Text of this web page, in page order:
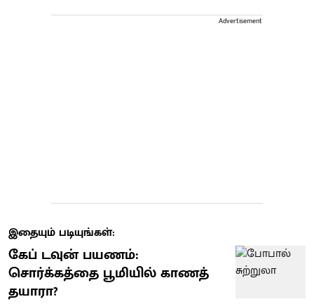
Advertisement
இதையும் படியுங்கள்:
கேப் டவுன் பயணம்:
சொர்க்கத்தை பூமியில் காணத்
தயாரா?